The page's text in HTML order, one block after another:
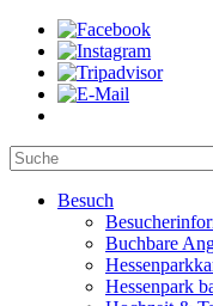
Besuch
Buchbare
Hessenpark